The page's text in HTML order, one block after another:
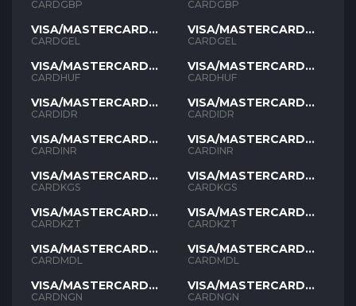
GBP
CARDGBP
VISA/MASTERCARD
GEL
CARDGEL
VISA/MASTERCARD
HUF
CARDHUF
VISA/MASTERCARD
IDR
CARDIDR
VISA/MASTERCARD
INR
CARDINR
VISA/MASTERCARD
KGS
CARDKGS
VISA/MASTERCARD
KZT
CARDKZT
VISA/MASTERCARD
MDL
CARDMDL
VISA/MASTERCARD
NGN
CARDNGN
GBP
CARDGBP
VISA/MASTERCARD
GEL
CARDGEL
VISA/MASTERCARD
HUF
CARDHUF
VISA/MASTERCARD
IDR
CARDIDR
VISA/MASTERCARD
INR
CARDINR
VISA/MASTERCARD
KGS
CARDKGS
VISA/MASTERCARD
KZT
CARDKZT
VISA/MASTERCARD
MDL
CARDMDL
VISA/MASTERCARD
NGN
CARDNGN